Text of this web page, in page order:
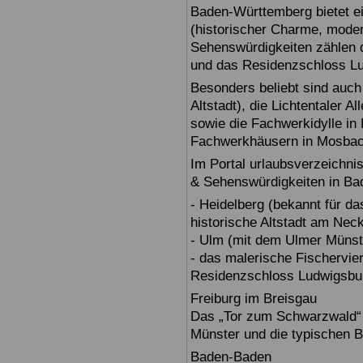
Baden-Württemberg bietet
(historischer Charme,
Sehenswürdigkeiten
und das Residenzschloss
Besonders beliebt sind
Altstadt), die Lichtentaler
sowie die Fachwerkidylle in
Fachwerkhäusern in
Im Portal
& Sehenswürdigkeiten in
- Heidelberg (bekannt für
historische Altstadt am
- Ulm (mit dem Ulmer
- das malerische
Residenzschloss
Freiburg im Breisgau
Das „Tor zum
Münster und die typischen
Baden-Baden